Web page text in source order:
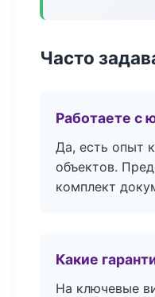
Часто
Работаете с
Да, есть опыт
объектов.
комплект
Какие
На ключевые